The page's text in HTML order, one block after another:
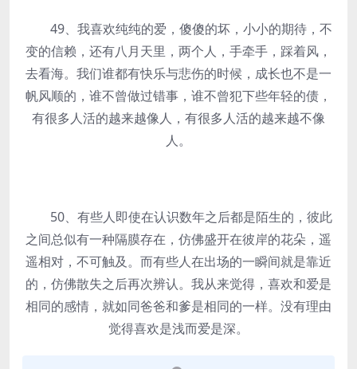
49、我喜欢纯纯的爱，傻傻的坏，小小的期待，不
变的信赖，还有八月天里，两个人，手牵手，踩着风，
去看海。我们谁都有快乐与悲伤的时候，成长也不是一
帆风顺的，谁不曾做过错事，谁不曾犯下些年轻的债，
有很多人活的越来越像人，有很多人活的越来越不像
人。
50、有些人即使在认识数年之后都是陌生的，彼此
之间总似有一种隔膜存在，仿佛盛开在彼岸的花朵，遥
遥相对，不可触及。而有些人在出场的一瞬间就是靠近
的，仿佛散失之后再次辨认。我从来觉得，喜欢和爱是
相同的感情，就如同爸爸和爹是相同的一样。没有理由
觉得喜欢是浅而爱是深。